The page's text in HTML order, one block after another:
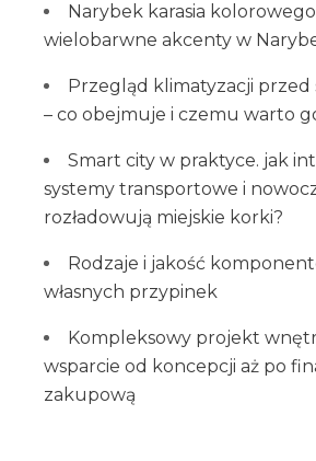
Narybek karasia kolorowego
wielobarwne akcenty w
Przegląd klimatyzacji
– co obejmuje i czemu warto
Smart city w praktyce. jak
systemy transportowe i
rozładowują miejskie korki?
Rodzaje i jakość
własnych przypinek
Kompleksowy projekt
wsparcie od koncepcji aż po
zakupową